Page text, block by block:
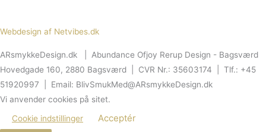
Webdesign af Netvibes.dk
ARsmykkeDesign.dk | Abundance Ofjoy Rerup Design - Bagsværd
Hovedgade 160, 2880 Bagsværd | CVR Nr.: 35603174 | Tlf.: +45
51920997 | Email: BlivSmukMed@ARsmykkeDesign.dk
Vi anvender cookies på sitet.
Cookie indstillinger
Acceptér